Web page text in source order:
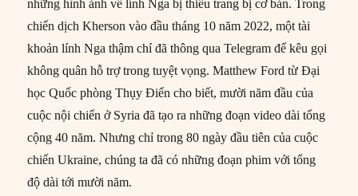
những hình ảnh về lính Nga bị thiếu trang bị cơ bản. Trong
chiến dịch Kherson vào đầu tháng 10 năm 2022, một tài
khoản lính Nga thậm chí đã thông qua Telegram để kêu gọi
không quân hỗ trợ trong tuyệt vọng. Matthew Ford từ Đại
học Quốc phòng Thụy Điển cho biết, mười năm đầu của
cuộc nội chiến ở Syria đã tạo ra những đoạn video dài tổng
cộng 40 năm. Nhưng chỉ trong 80 ngày đầu tiên của cuộc
chiến Ukraine, chúng ta đã có những đoạn phim với tổng
độ dài tới mười năm.